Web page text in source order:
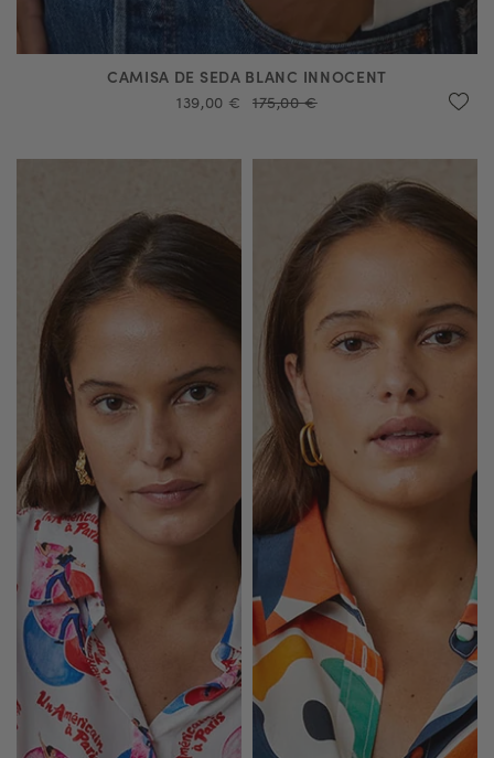
CAMISA DE SEDA BLANC INNOCENT
139,00 € 175,00 €